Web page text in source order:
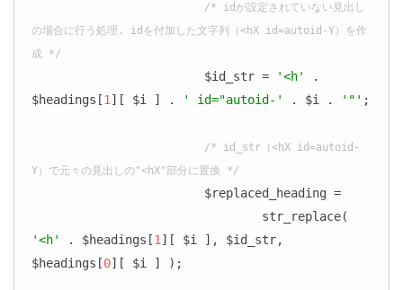
/* idが設定されていない見出し
の場合に行う処理. idを付加した文字列（<hX id=autoid-Y）を作
成 */
			$id_str =
'<h'
.
$headings[1][ $i ] . ' id="autoid-' . $i . '"' ;
/* id_str（<hX id=autoid-
Y）で元々の見出しの"<hX"部分に置換 */
'<h'
. $headings[1][ $i ], $id_str,
$headings[0][ $i ] );